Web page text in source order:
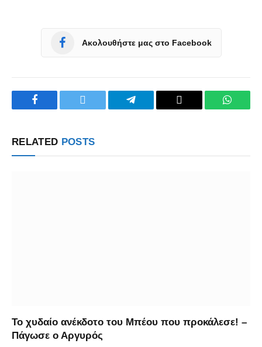
Ακολουθήστε μας στο Facebook
Facebook Twitter Telegram
Copy
RELATED POSTS
Το χυδαίο ανέκδοτο του Μπέου που προκάλεσε! –
Πάγωσε ο Αργυρός